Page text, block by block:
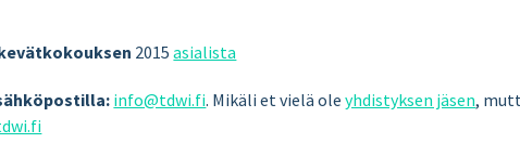
2015asialista
info@tdwi.fi. Mikäli et vielä oleyhdistyksen jäsen,